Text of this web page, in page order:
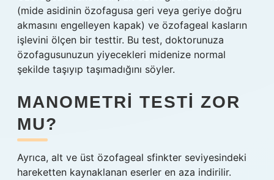
(mide asidinin özofagusa geri veya geriye doğru
akmasını engelleyen kapak) ve özofageal kasların
işlevini ölçen bir testtir. Bu test, doktorunuza
özofagusunuzun yiyecekleri midenize normal
şekilde taşıyıp taşımadığını söyler.
MANOMETRI TESTI ZOR
MU?
Ayrıca, alt ve üst özofageal sfinkter seviyesindeki
hareketten kaynaklanan eserler en aza indirilir.